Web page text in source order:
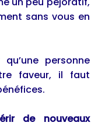
sans vous en
personne
faveur, il faut
de nouveaux